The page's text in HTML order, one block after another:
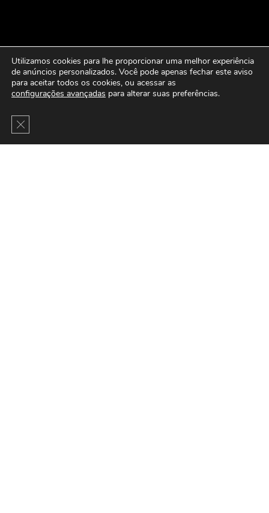
Utilizamos cookies para lhe proporcionar uma melhor experiência
de anúncios personalizados. Você pode apenas fechar este aviso
para aceitar todos os cookies, ou acessar as
configurações avançadas para alterar suas preferências.
Close GDPR Cookie Banner